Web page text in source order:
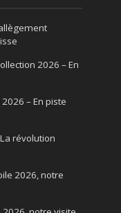
2026 – En
– En piste
révolution
2026, notre